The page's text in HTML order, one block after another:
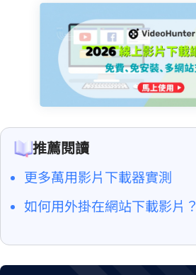
推薦閱讀
更多萬用影片下載器實測
如何用 Chrome 外掛在網站下載影片？